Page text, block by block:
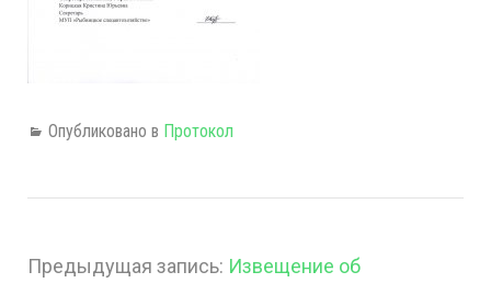
Опубликовано в Протокол
Предыдущая запись: Извещение об